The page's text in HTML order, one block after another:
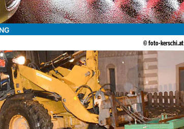
© foto-kerschi.at